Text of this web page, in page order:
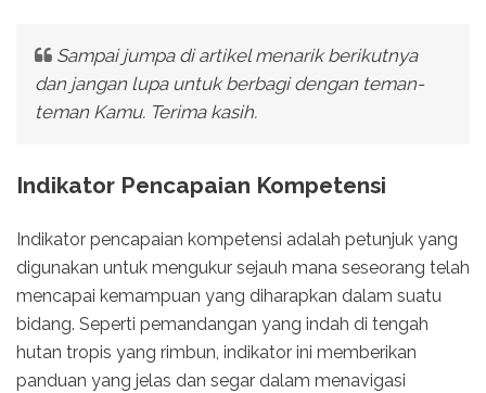
Sampai jumpa di artikel menarik berikutnya
dan jangan lupa untuk berbagi dengan teman-
teman Kamu. Terima kasih.
Indikator Pencapaian Kompetensi
Indikator pencapaian kompetensi adalah petunjuk yang
digunakan untuk mengukur sejauh mana seseorang telah
mencapai kemampuan yang diharapkan dalam suatu
bidang. Seperti pemandangan yang indah di tengah
hutan tropis yang rimbun, indikator ini memberikan
panduan yang jelas dan segar dalam menavigasi